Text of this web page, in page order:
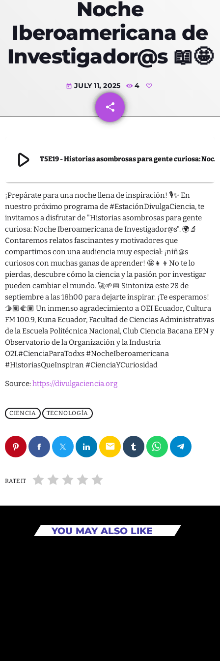
Categorías
Empresas
IA
Política
Tecnología
SHOW
Noche
Iberoamericana de
Investigador@s 📖🤩
today JULY 11, 2025 4
share
email
play_arrow T5E19 - Historias asombrosas para gente curiosa: Noche Iberoamericana de Investigador@s 📖🤩
¡Prepárate para una noche llena de inspiración! 🎙️✨ En
nuestro próximo programa de #EstaciónDivulgaCiencia, te
invitamos a disfrutar de "Historias asombrosas para gente
curiosa: Noche Iberoamericana de Investigador@s". 🌍🔬
Contaremos relatos fascinantes y motivadores que
compartimos con una audiencia muy especial: ¡niñ@s
curiosos con muchas ganas de aprender! 🤩👧👦No te lo
pierdas, descubre cómo la ciencia y la pasión por investigar
pueden cambiar el mundo. 🚀🌱📅 Sintoniza este 28 de
septiembre a las 18h00 para dejarte inspirar. ¡Te esperamos!
🫱🏽‍🫲🏽 Un inmenso agradecimiento a OEI Ecuador, Cultura
FM 100.9, Kuna Ecuador, Facultad de Ciencias Administrativas
de la Escuela Politécnica Nacional, Club Ciencia Bacana EPN y
Observatorio de la Organización y la Industria
O2I.#CienciaParaTodxs #NocheIberoamericana
#HistoriasQueInspiran #CienciaYCuriosidad
Source:https://divulgaciencia.org
CIENCIA TECNOLOGÍA
email
RATE IT
YOU MAY ALSO LIKE